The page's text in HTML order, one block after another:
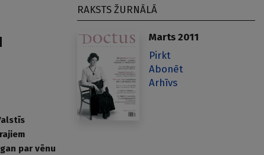
par vēnu
RAKSTS ŽURNĀLĀ
Marts 2011
Pirkt
Abonēt
Arhīvs